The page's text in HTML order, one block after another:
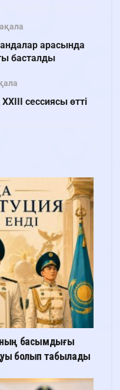
арасында
басталды
сессиясы өтті
басымдығы
болып табылады